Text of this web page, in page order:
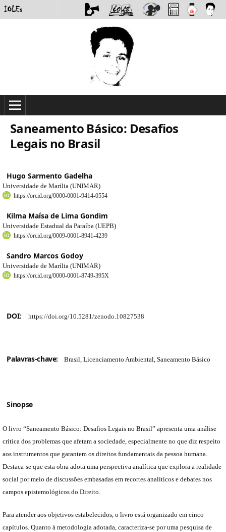
Saneamento Básico: Desafios
Legais no Brasil
Hugo Sarmento Gadelha
Universidade de Marília (UNIMAR)
https://orcid.org/0000-0001-9414-0554
Kilma Maísa de Lima Gondim
Universidade Estadual da Paraíba (UEPB)
https://orcid.org/0009-0001-8941-4239
Sandro Marcos Godoy
Universidade de Marília (UNIMAR)
https://orcid.org/0000-0001-8749-395X
DOI: https://doi.org/10.5281/zenodo.10827538
Palavras-chave: Brasil, Licenciamento Ambiental, Saneamento Básico
Sinopse
O livro “Saneamento Básico: Desafios Legais no Brasil” apresenta uma análise
crítica dos problemas que afetam a sociedade, especialmente no que diz respeito
aos instrumentos que garantem os direitos fundamentais da pessoa humana.
Destaca-se que esta obra adota uma perspectiva analítica que explora a realidade
social por meio de discussões embasadas em recortes analíticos e debates nos
campos epistemológicos do Direito.
Para atender aos objetivos estabelecidos, o livro está organizado em cinco
capítulos. Quanto à metodologia adotada, caracteriza-se por uma pesquisa de